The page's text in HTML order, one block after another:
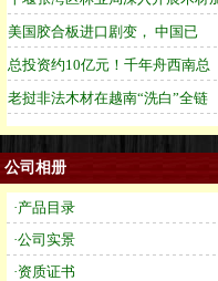
公司相册
·产品目录
·公司实景
·资质证书